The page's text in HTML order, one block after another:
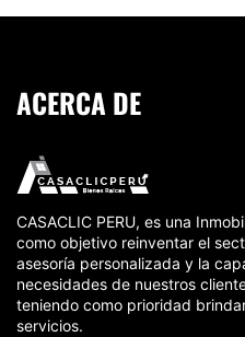
ACERCA DE
CASACLIC PERU, es una
como objetivo reinventar el
asesoría personalizada y la
necesidades de nuestros
teniendo como prioridad
servicios.